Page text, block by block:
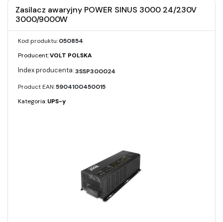
Zasilacz awaryjny POWER SINUS 3000 24/230V
3000/9000W
Kod produktu:050854
Producent:VOLT POLSKA
3SSP300024
Product EAN:5904100450015
Kategoria:UPS-y